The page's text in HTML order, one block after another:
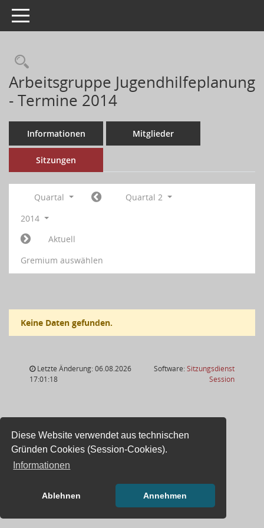
Diese Website verwendet aus technischen
Gründen Cookies (Session-Cookies).
Informationen
Ablehnen Annehmen
Toggle navigation
Arbeitsgruppe Jugendhilfeplanung
- Termine 2014
Informationen Mitglieder
Sitzungen
Quartal
Quartal 2
2014
Aktuell
Gremium auswählen
Keine Daten gefunden.
Letzte Änderung: 06.08.2026
17:01:18
Software:Sitzungsdienst
Session(Wird in